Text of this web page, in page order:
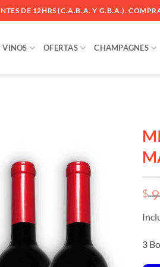
DE 12HRS (C.A.B.A. Y G.B.A.).
VINOS OFERTAS CHAMPAGNES
deseos
El
$
$
3